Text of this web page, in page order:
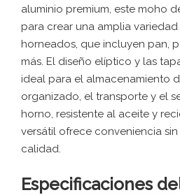
aluminio premium, este moho
para crear una amplia
horneados, que incluyen pan,
más. El diseño elíptico y las
ideal para el almacenamiento
organizado, el transporte y el
horno, resistente al aceite y
versátil ofrece conveniencia
calidad.
Especificaciones